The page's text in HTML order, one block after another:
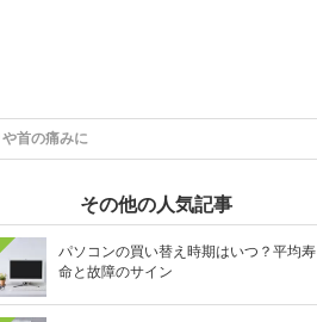
首の痛みに
その他の人気記事
パソコンの買い替え時期はいつ？平均寿
命と故障のサイン